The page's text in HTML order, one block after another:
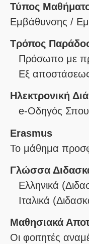
Τύπος
Εμβάθυνσης /
Τρόπος
Πρόσωπο με
Eξ
Ηλεκτρονική
e-Οδηγός
Erasmus
Το μάθημα
Γλώσσα
Ελληνικά
Ιταλικά
Μαθησιακά
Οι φοιτητές